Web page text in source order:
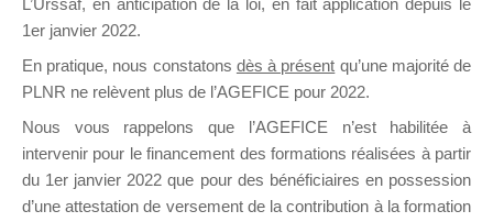
Ce groupe est destiné aux Organismes de
L’Urssaf, en anticipation de la loi, en fait application depuis le
1er janvier 2022.
En pratique, nous constatons dès à présent qu’une majorité de
PLNR ne relèvent plus de l’AGEFICE pour 2022.
Nous vous rappelons que l’AGEFICE n’est habilitée à
intervenir pour le financement des formations réalisées à partir
du 1er janvier 2022 que pour des bénéficiaires en possession
d’une attestation de versement de la contribution à la formation